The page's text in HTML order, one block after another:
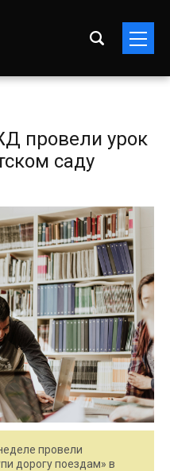
провели урок
саду
провели
дорогу поездам» в